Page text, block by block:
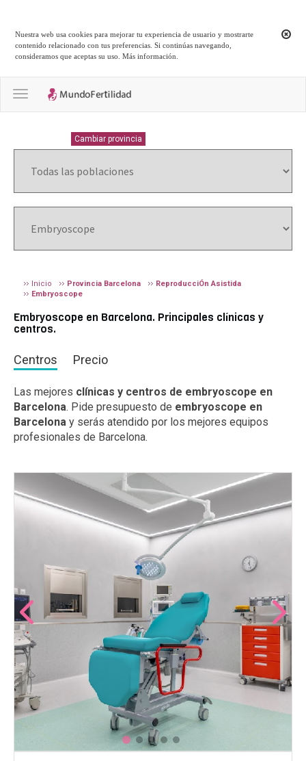
Nuestra web usa cookies para mejorar tu experiencia de usuario y mostrarte
contenido relacionado con tus preferencias. Si continúas navegando,
consideramos que aceptas su uso.Más información
Toggle navigation
Cambiar provincia
Inicio Provincia Barcelona
ReproducciÓn Asistida
Embryoscope
Embryoscope en Barcelona. Principales clínicas y
centros.
Centros Precio
Las mejores clínicas y centros de embryoscope en
Barcelona. Pide presupuesto de embryoscope en
Barcelona y serás atendido por los mejores equipos
profesionales de Barcelona.